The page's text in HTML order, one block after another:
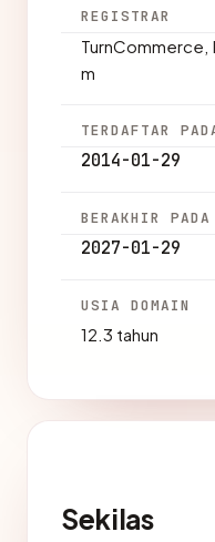
REGISTRAR
TurnCommerce,
m
TERDAFTAR
2014-01-29
BERAKHIR PADA
2027-01-29
USIA DOMAIN
12.3 tahun
Sekilas